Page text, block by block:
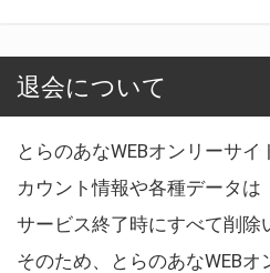
退会について
とらのあなWEBオンリーサ
カウント情報や各種データは
サービス終了時にすべて削除
そのため、とらのあなWEB